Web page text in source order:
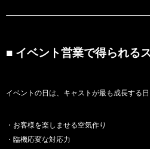
■ イベント営業で得られる
イベントの日は、キャストが最も成長する日
・お客様を楽しませる空気作り
・臨機応変な対応力